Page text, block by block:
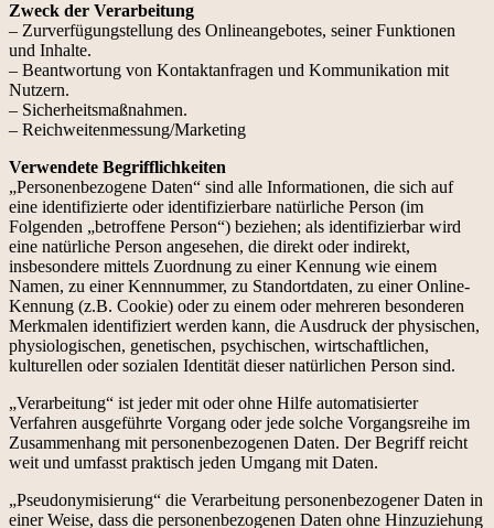
Zweck der Verarbeitung
– Zurverfügungstellung des Onlineangebotes, seiner Funktionen
und Inhalte.
– Beantwortung von Kontaktanfragen und Kommunikation mit
Nutzern.
– Sicherheitsmaßnahmen.
– Reichweitenmessung/Marketing
Verwendete Begrifflichkeiten
„Personenbezogene Daten“ sind alle Informationen, die sich auf
eine identifizierte oder identifizierbare natürliche Person (im
Folgenden „betroffene Person“) beziehen; als identifizierbar wird
eine natürliche Person angesehen, die direkt oder indirekt,
insbesondere mittels Zuordnung zu einer Kennung wie einem
Namen, zu einer Kennnummer, zu Standortdaten, zu einer Online-
Kennung (z.B. Cookie) oder zu einem oder mehreren besonderen
Merkmalen identifiziert werden kann, die Ausdruck der physischen,
physiologischen, genetischen, psychischen, wirtschaftlichen,
kulturellen oder sozialen Identität dieser natürlichen Person sind.
„Verarbeitung“ ist jeder mit oder ohne Hilfe automatisierter
Verfahren ausgeführte Vorgang oder jede solche Vorgangsreihe im
Zusammenhang mit personenbezogenen Daten. Der Begriff reicht
weit und umfasst praktisch jeden Umgang mit Daten.
„Pseudonymisierung“ die Verarbeitung personenbezogener Daten in
einer Weise, dass die personenbezogenen Daten ohne Hinzuziehung